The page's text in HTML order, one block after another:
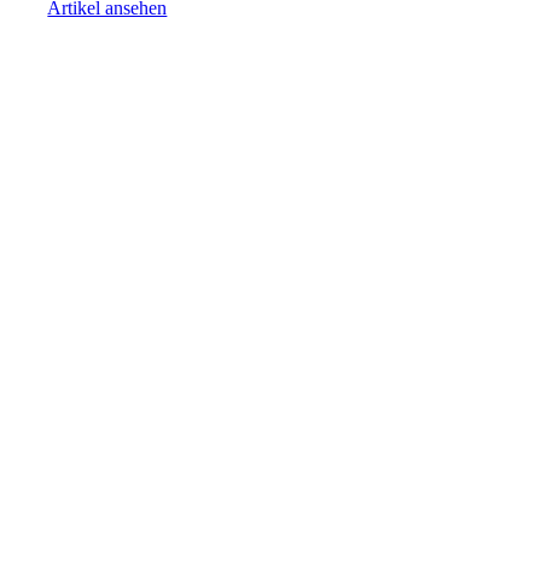
Artikel ansehen